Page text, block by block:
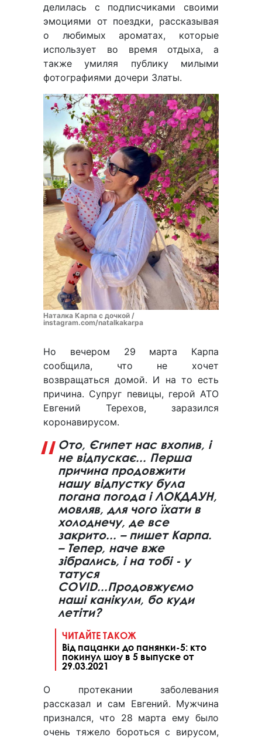
делилась с подписчиками своими
эмоциями от поездки, рассказывая
о любимых ароматах, которые
использует во время отдыха, а
также умиляя публику милыми
фотографиями дочери Златы.
Наталка Карпа с дочкой /
instagram.com/natalkakarpa
Но вечером 29 марта Карпа
сообщила, что не хочет
возвращаться домой. И на то есть
причина. Супруг певицы, герой АТО
Евгений Терехов, заразился
коронавирусом.
Ото, Єгипет нас вхопив, і
не відпускає... Перша
причина продовжити
нашу відпустку була
погана погода і ЛОКДАУН,
мовляв, для чого їхати в
холоднечу, де все
закрито... – пишет Карпа.
– Тепер, наче вже
зібрались, і на тобі - у
татуся
COVID...Продовжуємо
наші канікули, бо куди
летіти?
ЧИТАЙТЕ ТАКОЖ
Від пацанки до панянки-5: кто
покинул шоу в 5 выпуске от
29.03.2021
О протекании заболевания
рассказал и сам Евгений. Мужчина
признался, что 28 марта ему было
очень тяжело бороться с вирусом,